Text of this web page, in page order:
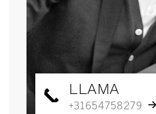
LLAMA
+31654758279